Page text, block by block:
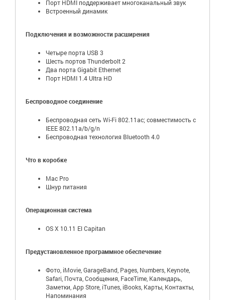
Порт HDMI поддерживает многоканальный звук
Встроенный динамик
Подключения и возможности расширения
Четыре порта USB 3
Шесть портов Thunderbolt 2
Два порта Gigabit Ethernet
Порт HDMI 1.4 Ultra HD
Беспроводное соединение
Беспроводная сеть Wi-Fi 802.11ac; совместимость с
IEEE 802.11a/b/g/n
Беспроводная технология Bluetooth 4.0
Что в коробке
Mac Pro
Шнур питания
Операционная система
OS X 10.11 El Capitan
Предустановленное программное обеспечение
Фото, iMovie, GarageBand, Pages, Numbers, Keynote,
Safari, Почта, Сообщения, FaceTime, Календарь,
Заметки, App Store, iTunes, iBooks, Карты, Контакты,
Напоминания